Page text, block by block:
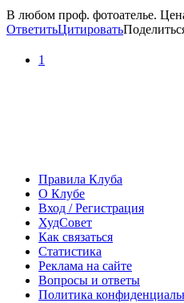
В любом проф. фотоателье.
ОтветитьЦитировать
1
Правила Клуба
О Клубе
Вход / Регистрация
ХудСовет
Как связаться
Статистика
Реклама на сайте
Вопросы и ответы
Политика